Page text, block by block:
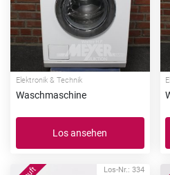
Elektronik & Technik
Waschmaschine
Los ansehen
Los-Nr.: 334